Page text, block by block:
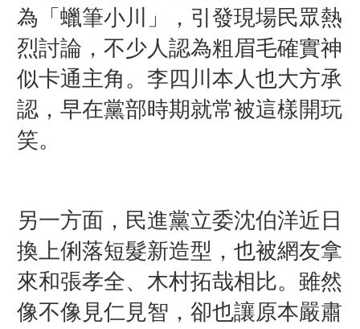
為「蠟筆小川」，引發現場民眾熱
烈討論，不少人認為粗眉毛確實神
似卡通主角。 李四川本人也大方承
認，早在黨部時期就常被這樣開玩
笑。
另一方面，民進黨立委沈伯洋近日
換上俐落短髮新造型，也被網友拿
來和張孝全、 木村拓哉相比。雖然
像不像見仁見智，卻也讓原本嚴肅